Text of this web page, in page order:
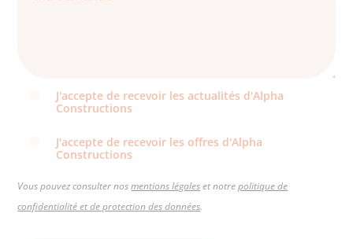
J'accepte de recevoir les actualités d'Alpha
Constructions
J'accepte de recevoir les offres d'Alpha
Constructions
Vous pouvez consulter nosmentions légaleset notrepolitique de
confidentialité et de protection des données.